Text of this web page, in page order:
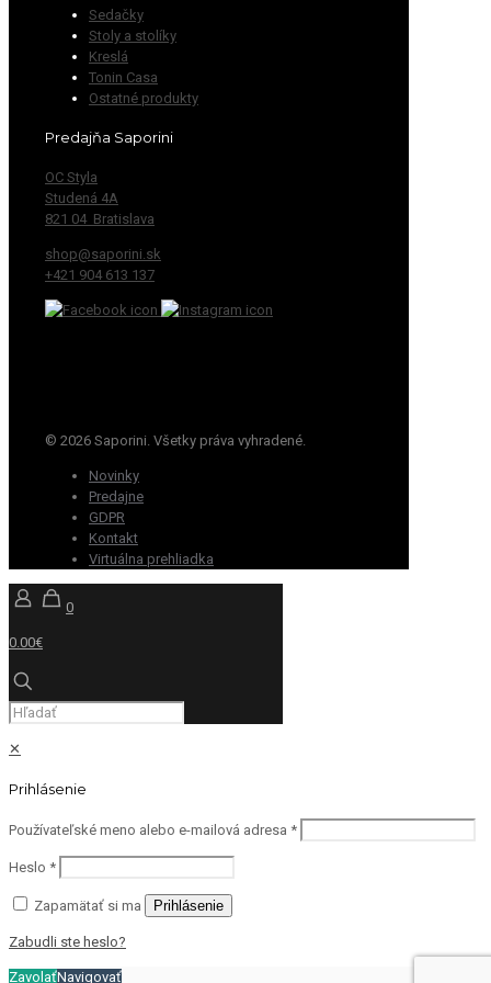
Sedačky
Stoly a stolíky
Kreslá
Tonin Casa
Ostatné produkty
Predajňa Saporini
OC Styla
Studená 4A
821 04 Bratislava
shop@saporini.sk
+421 904 613 137
© 2026 Saporini. Všetky práva vyhradené.
Novinky
Predajne
GDPR
Kontakt
Virtuálna prehliadka
0
0.00€
✕
Prihlásenie
Používateľské meno alebo e-mailová adresa *
Heslo *
Zapamätať si ma Prihlásenie
Zabudli ste heslo?
ZavolaťNavigovať